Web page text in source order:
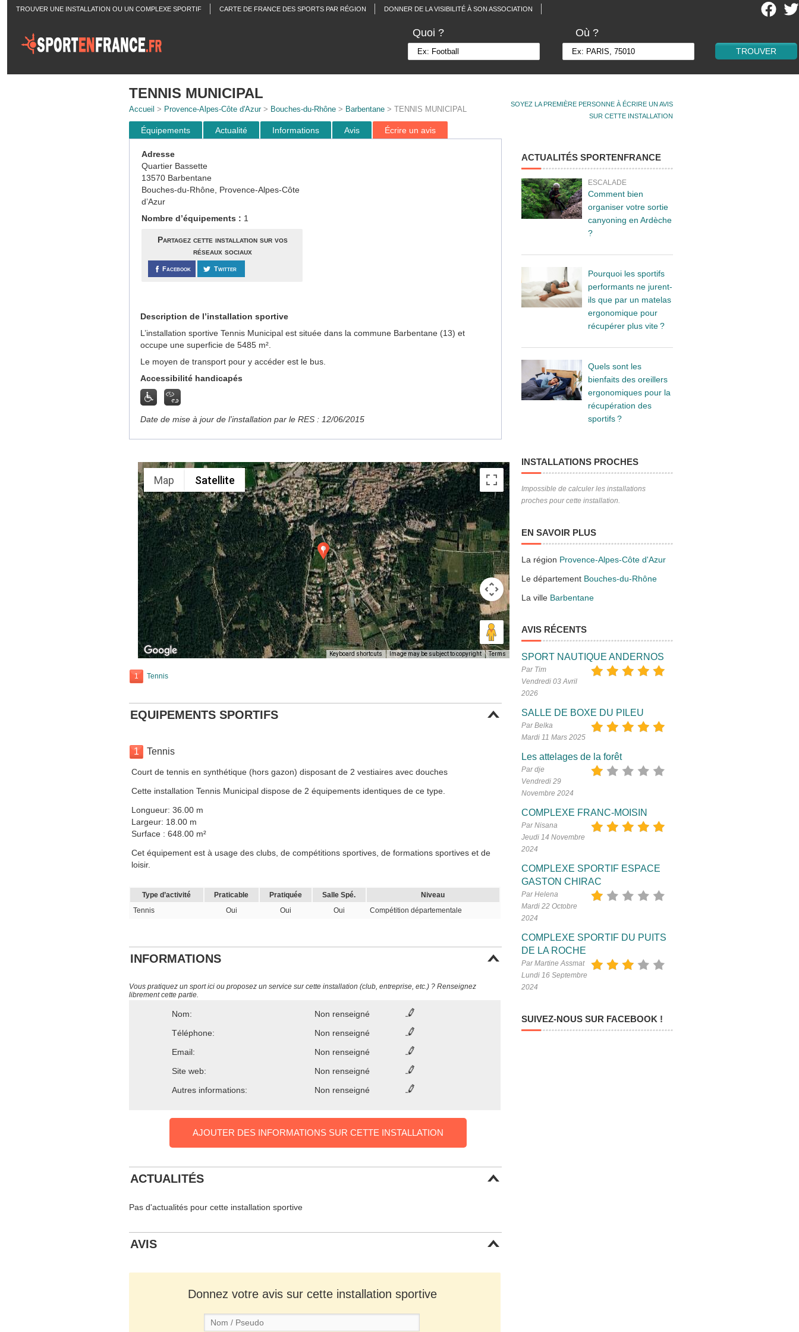
TROUVER UNE INSTALLATION OU UN COMPLEXE SPORTIF CARTE DE FRANCE DES SPORTS PAR RÉGION DONNER DE LA VISIBILITÉ À SON ASSOCIATION
Quoi ? Où ?
SOYEZ LA PREMIÈRE PERSONNE À ÉCRIRE UN AVIS
SUR CETTE INSTALLATION
TENNIS MUNICIPAL
Accueil > Provence-Alpes-Côte d'Azur> Bouches-du-Rhône> Barbentane> TENNIS MUNICIPAL
Équipements Actualité Informations Avis Écrire un avis
Adresse
Quartier Bassette
13570 Barbentane
Bouches-du-Rhône, Provence-Alpes-Côte
d’Azur
Nombre d’équipements : 1
Partagez cette installation sur vos
réseaux sociaux
Facebook Twitter
Description de l’installation sportive
L’installation sportive Tennis Municipal est située dans la commune Barbentane (13) et
occupe une superficie de 5485 m².
Le moyen de transport pour y accéder est le bus.
Accessibilité handicapés
Date de mise à jour de l’installation par le RES : 12/06/2015
Map Satellite
Keyboard shortcuts Image may be subject to copyright Terms
1 Tennis
EQUIPEMENTS SPORTIFS
1 Tennis
Court de tennis en synthétique (hors gazon) disposant de 2 vestiaires avec douches
Cette installation Tennis Municipal dispose de 2 équipements identiques de ce type.
Longueur: 36.00 m
Largeur: 18.00 m
Surface : 648.00 m²
Cet équipement est à usage des clubs, de compétitions sportives, de formations sportives et de
loisir.
Type d’activité Praticable Pratiquée Salle Spé.
Niveau
Tennis
Oui Oui Oui Compétition départementale
INFORMATIONS
Vous pratiquez un sport ici ou proposez un service sur cette installation (club, entreprise, etc.) ? Renseignez
librement cette partie.
Nom:
Non renseigné
Téléphone:
Non renseigné
Email:
Non renseigné
Site web:
Non renseigné
Autres informations:
Non renseigné
AJOUTER DES INFORMATIONS SUR CETTE INSTALLATION
ACTUALITÉS
Pas d'actualités pour cette installation sportive
AVIS
Donnez votre avis sur cette installation sportive
ACTUALITÉS SPORTENFRANCE
ESCALADE
Comment bien
organiser votre sortie
canyoning en Ardèche
?
Pourquoi les sportifs
performants ne jurent-
ils que par un matelas
ergonomique pour
récupérer plus vite ?
Quels sont les
bienfaits des oreillers
ergonomiques pour la
récupération des
sportifs ?
INSTALLATIONS PROCHES
Impossible de calculer les installations
proches pour cette installation.
EN SAVOIR PLUS
La région Provence-Alpes-Côte d'Azur
Le département Bouches-du-Rhône
La ville Barbentane
AVIS RÉCENTS
SPORT NAUTIQUE ANDERNOS
Par Tim
Vendredi 03 Avril
2026
SALLE DE BOXE DU PILEU
Par Belka
Mardi 11 Mars 2025
Les attelages de la forêt
Par dje
Vendredi 29
Novembre 2024
COMPLEXE FRANC-MOISIN
Par Nisana
Jeudi 14 Novembre
2024
COMPLEXE SPORTIF ESPACE
GASTON CHIRAC
Par Helena
Mardi 22 Octobre
2024
COMPLEXE SPORTIF DU PUITS
DE LA ROCHE
Par Martine Assmat
Lundi 16 Septembre
2024
SUIVEZ-NOUS SUR FACEBOOK !